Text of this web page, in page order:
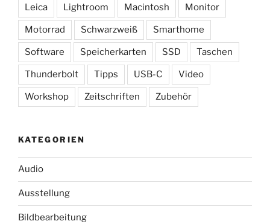
Leica Lightroom Macintosh Monitor
Motorrad Schwarzweiß Smarthome
Software Speicherkarten SSD Taschen
Thunderbolt Tipps USB-C Video
Workshop Zeitschriften Zubehör
KATEGORIEN
Audio
Ausstellung
Bildbearbeitung